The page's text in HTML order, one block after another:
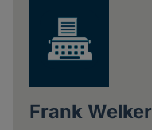
Frank Welker